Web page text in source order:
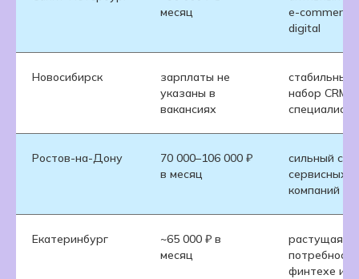
месяц
e-commerce
digital
Новосибирск
зарплаты не
указаны в
вакансиях
стабильный
набор CRM-
Ростов-на-Дону
70 000–106 000 ₽
в месяц
сильный
сервисных
компаний
Екатеринбург
~65 000 ₽ в
месяц
растущая
финтехе и